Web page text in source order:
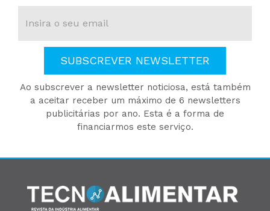
SUBSCREVER NEWSLETTER
Ao subscrever a newsletter noticiosa, está também
a aceitar receber um máximo de 6 newsletters
publicitárias por ano. Esta é a forma de
financiarmos este serviço.